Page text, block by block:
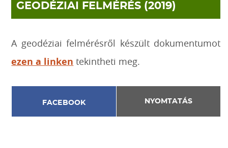
GEODÉZIAI FELMÉRÉS (2019)
A geodéziai felmérésről készült dokumentumot
ezen a linken tekintheti meg.
FACEBOOK NYOMTATÁS